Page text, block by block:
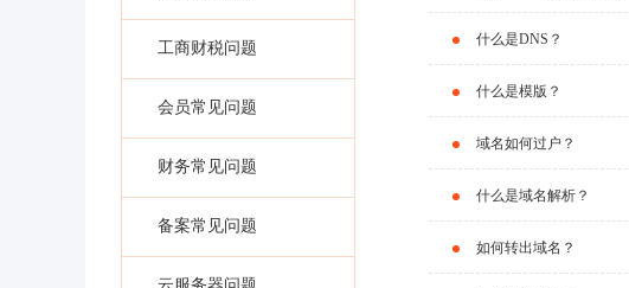
工商财税问题
会员常见问题
财务常见问题
备案常见问题
什么是DNS？
什么是模版？
域名如何过户？
什么是域名解析？
如何转出域名？